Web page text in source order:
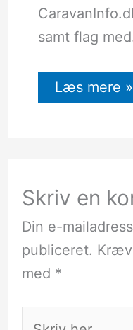
samt flag
Læs mere »
Skriv en
Din e-
publiceret.
med *